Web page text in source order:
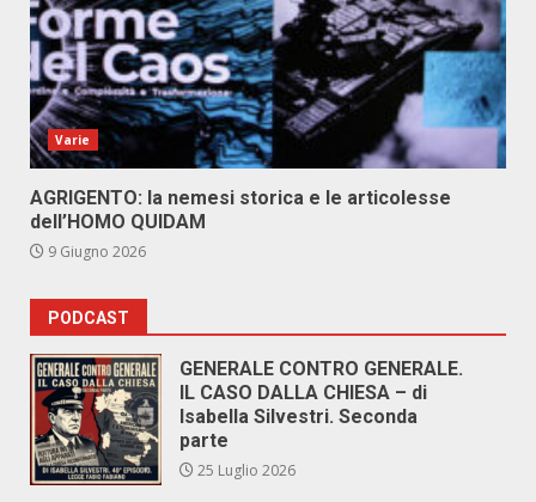
Varie
AGRIGENTO: la nemesi storica e le articolesse
dell’HOMO QUIDAM
9 Giugno 2026
PODCAST
GENERALE CONTRO GENERALE.
IL CASO DALLA CHIESA – di
Isabella Silvestri. Seconda
parte
25 Luglio 2026